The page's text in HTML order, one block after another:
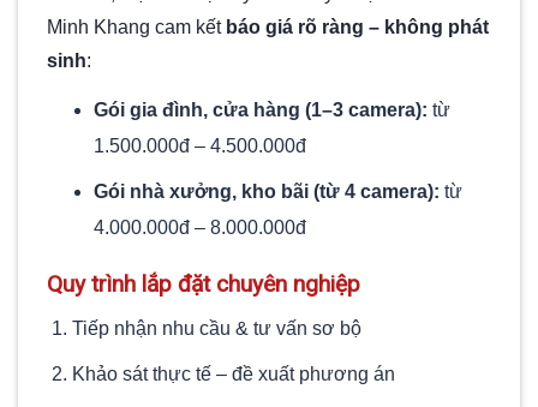
Minh Khang cam kết báo giá rõ ràng – không phát
sinh:
Gói gia đình, cửa hàng (1–3 camera): từ
1.500.000đ – 4.500.000đ
Gói nhà xưởng, kho bãi (từ 4 camera): từ
4.000.000đ – 8.000.000đ
Quy trình lắp đặt chuyên nghiệp
Tiếp nhận nhu cầu & tư vấn sơ bộ
Khảo sát thực tế – đề xuất phương án